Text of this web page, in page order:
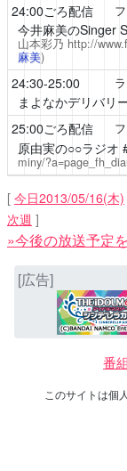
24:00ごろ配信
今井麻美のSinger
山本彩乃 http://
麻美)
24:30-25:00
まよなかデリバリ
25:00ごろ配信
原由実の○○ラジオ
miny/
[ 今日2013/05/16(木)
次週 ]
»今後の放送予定
[広告]
番
このサイトは個